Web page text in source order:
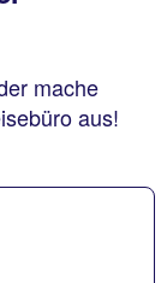
mache
aus!